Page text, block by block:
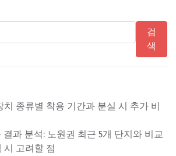
검
색
치 종류별 착용 기간과 분실 시 추가 비
결과 분석: 노원권 최근 5개 단지와 비교
시 고려할 점